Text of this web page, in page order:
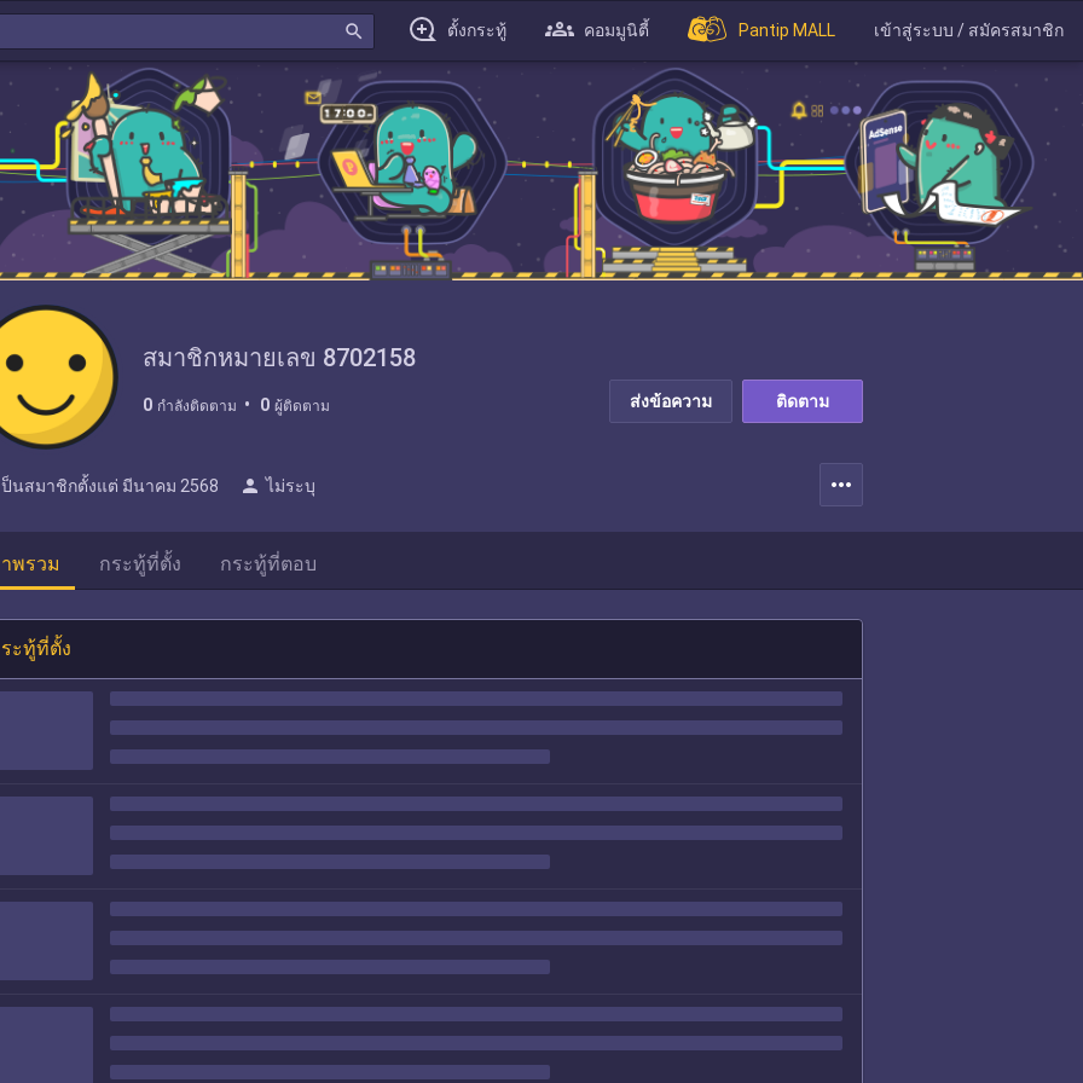
search ตั้งกระทู้ คอมมูนิตี้ Pantip MALL เข้าสู่ระบบ / สมัครสมาชิก
สมาชิกหมายเลข 8702158
0 กำลังติดตาม 0 ผู้ติดตาม ส่งข้อความ ติดตาม
ป็นสมาชิกตั้งแต่ มีนาคม 2568 person ไม่ระบุ more_horiz
พรวม กระทู้ที่ตั้ง กระทู้ที่ตอบ
ะทู้ที่ตั้ง